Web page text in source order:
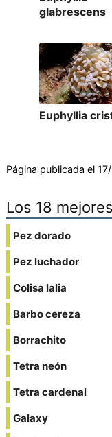
glabrescens
Euphyllia
Página publicada el
Los 18
Pez dorado
Pez luchador
Colisa lalia
Barbo cereza
Borrachito
Tetra neón
Tetra cardenal
Galaxy